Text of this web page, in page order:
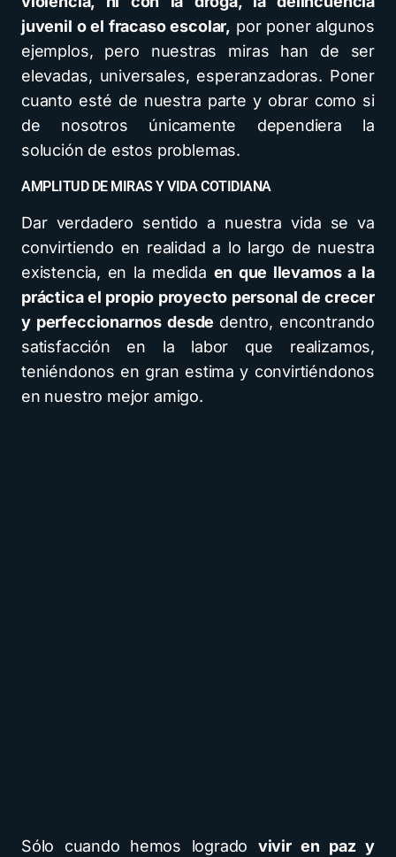
juvenil o el fracaso escolar, por poner algunos
ejemplos, pero nuestras miras han de ser
elevadas, universales, esperanzadoras. Poner
cuanto esté de nuestra parte y obrar como si
de nosotros únicamente dependiera la
solución de estos problemas.
AMPLITUD DE MIRAS Y VIDA COTIDIANA
Dar verdadero sentido a nuestra vida se va
convirtiendo en realidad a lo largo de nuestra
existencia, en la medida en que llevamos a la
práctica el propio proyecto personal de crecer
y perfeccionarnos desde dentro, encontrando
satisfacción en la labor que realizamos,
teniéndonos en gran estima y convirtiéndonos
en nuestro mejor amigo.
Sólo cuando hemos logrado vivir en paz y